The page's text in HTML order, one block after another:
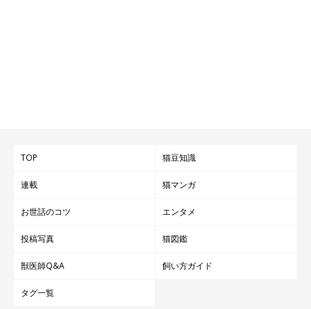
TOP 猫豆知識
連載 猫マンガ
お世話のコツ エンタメ
投稿写真 猫図鑑
獣医師Q&A 飼い方ガイド
タグ一覧